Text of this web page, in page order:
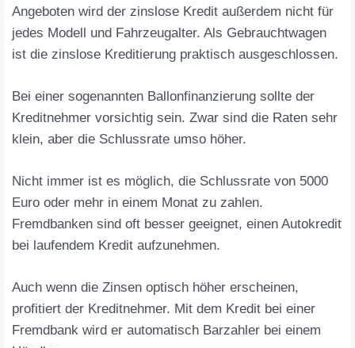
Angeboten wird der zinslose Kredit außerdem nicht für
jedes Modell und Fahrzeugalter. Als Gebrauchtwagen
ist die zinslose Kreditierung praktisch ausgeschlossen.
Bei einer sogenannten Ballonfinanzierung sollte der
Kreditnehmer vorsichtig sein. Zwar sind die Raten sehr
klein, aber die Schlussrate umso höher.
Nicht immer ist es möglich, die Schlussrate von 5000
Euro oder mehr in einem Monat zu zahlen.
Fremdbanken sind oft besser geeignet, einen Autokredit
bei laufendem Kredit aufzunehmen.
Auch wenn die Zinsen optisch höher erscheinen,
profitiert der Kreditnehmer. Mit dem Kredit bei einer
Fremdbank wird er automatisch Barzahler bei einem